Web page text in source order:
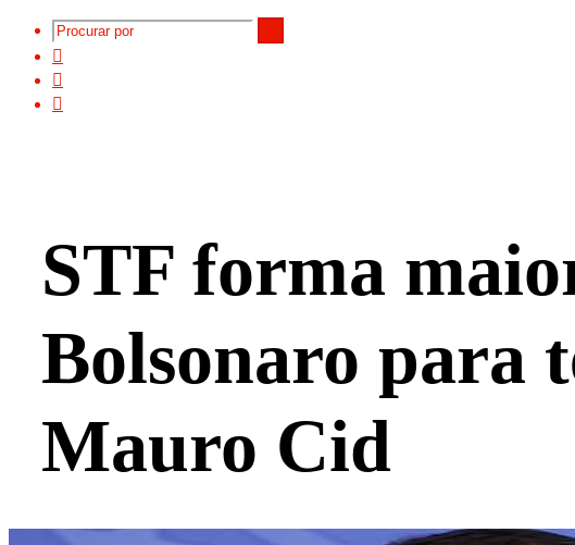
Procurar
STF forma
Bolsonaro para
Mauro Cid